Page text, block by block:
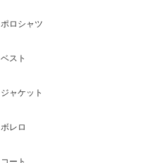
ポロシャツ
ベスト
ジャケット
ボレロ